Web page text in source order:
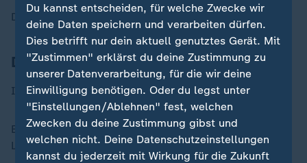
Das schwächt den Rasen zusätzlich.
Dünger macht den Rasen stark
ImJuniundAugustist Düngenbesondersgut.
Ende Juni sind die Tage am längsten und das Sonnen-
Licht am stärksten.
Du kannst entscheiden, für welche Zwecke wir
deine Daten speichern und verarbeiten dürfen.
Dies betrifft nur dein aktuell genutztes Gerät. Mit
"Zustimmen" erklärst du deine Zustimmung zu
unserer Datenverarbeitung, für die wir deine
Einwilligung benötigen. Oder du legst unter
"Einstellungen/Ablehnen" fest, welchen
Zwecken du deine Zustimmung gibst und
welchen nicht. Deine Datenschutzeinstellungen
kannst du jederzeit mit Wirkung für die Zukunft